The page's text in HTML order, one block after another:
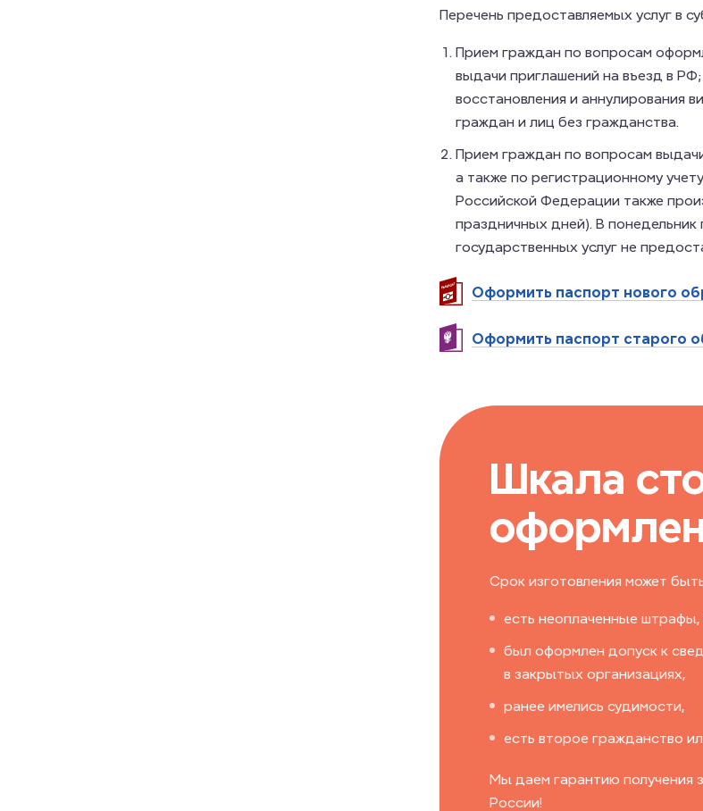
Перечень предоставляемых услуг в
Прием граждан по вопросам
выдачи приглашений на въезд в
восстановления и аннулирования
граждан и лиц без гражданства.
Прием граждан по вопросам
а также по регистрационному
Российской Федерации также
праздничных дней). В
государственных услуг не
Оформить паспорт нового
Оформить паспорт старого
Шкала
Срок изготовления может
есть неоплаченные
был оформлен допуск к
в закрытых организациях,
ранее имелись судимости,
есть второе гражданство
Мы даем гарантию получения
России!